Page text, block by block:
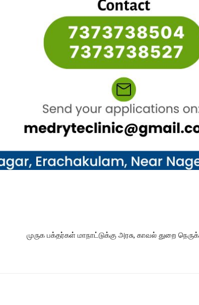
முருக பக்தர்கள் மாநாட்டுக்கு அரசு, காவல் துறை